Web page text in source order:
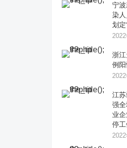
宁
染
划定
浙
例
江
强
业
停